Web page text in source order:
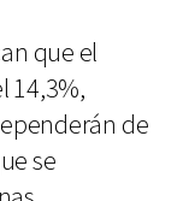
que el
14,3%,
de
se